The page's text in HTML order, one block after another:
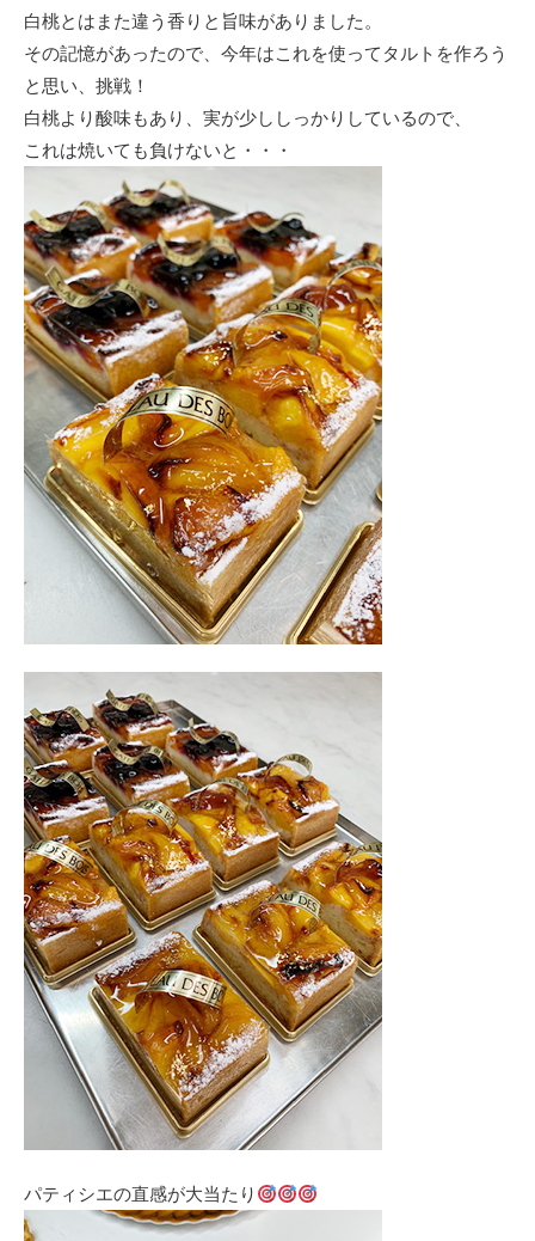
白桃とはまた違う香りと旨味がありました。
その記憶があったので、今年はこれを使ってタルトを作ろう
と思い、挑戦！
白桃より酸味もあり、実が少ししっかりしているので、
これは焼いても負けないと・・・
パティシエの直感が大当たり